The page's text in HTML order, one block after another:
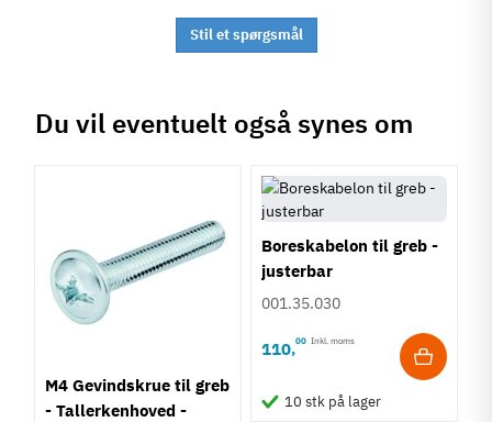
Stil et spørgsmål
Du vil eventuelt også synes om
M4 Gevindskrue til greb
- Tallerkenhoved -
Boreskabelon til greb -
justerbar
001.35.030
110,00 Inkl. moms
10 stk på lager